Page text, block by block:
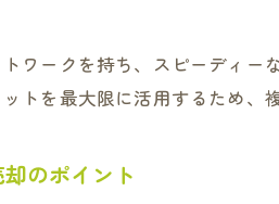
ワークを持ち、スピーディ
トを最大限に活用するため、
のポイント